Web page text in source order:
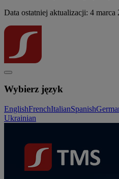
Data ostatniej aktualizacji: 4 marca
Wybierz język
EnglishFrenchItalianSpanish
Ukrainian